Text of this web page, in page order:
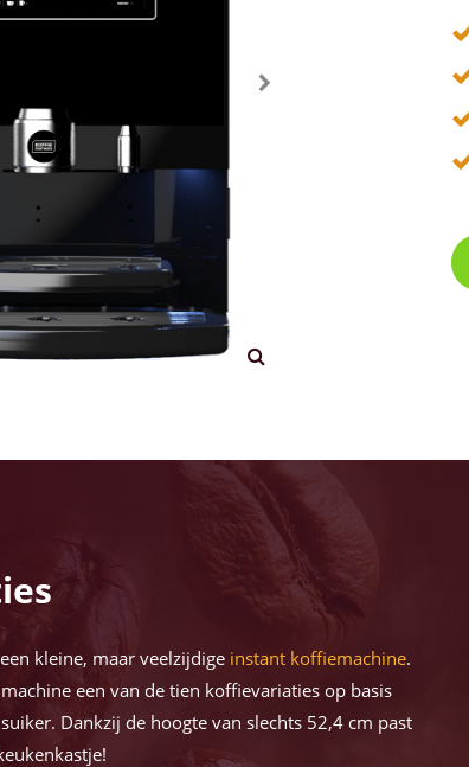
kleine, maar veelzijdige instant koffiemachine.
een van de tien koffievariaties op basis
Dankzij de hoogte van slechts 52,4 cm past